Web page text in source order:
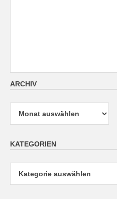
ARCHIV
Archiv
KATEGORIEN